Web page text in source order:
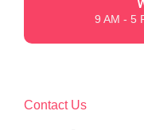
9 AM - 5
Contact Us